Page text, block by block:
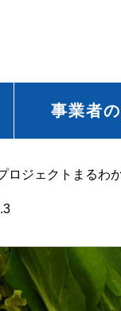
事業者
ロジェクトまるわ